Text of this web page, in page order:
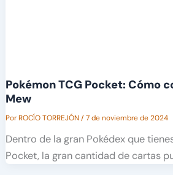
Pokémon TCG Pocket: Cómo
Mew
PorROCÍO TORREJÓN/7 de noviembre de 2024
Dentro de la gran Pokédex que
Pocket, la gran cantidad de cartas